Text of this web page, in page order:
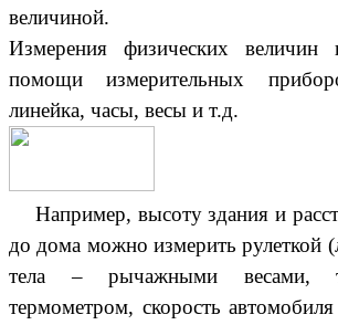
величиной.
Измерения физических величин
помощи измерительных
линейка, часы, весы и т.д.
Например, высоту здания и
до дома можно измерить рулеткой
тела – рычажными весами,
термометром, скорость